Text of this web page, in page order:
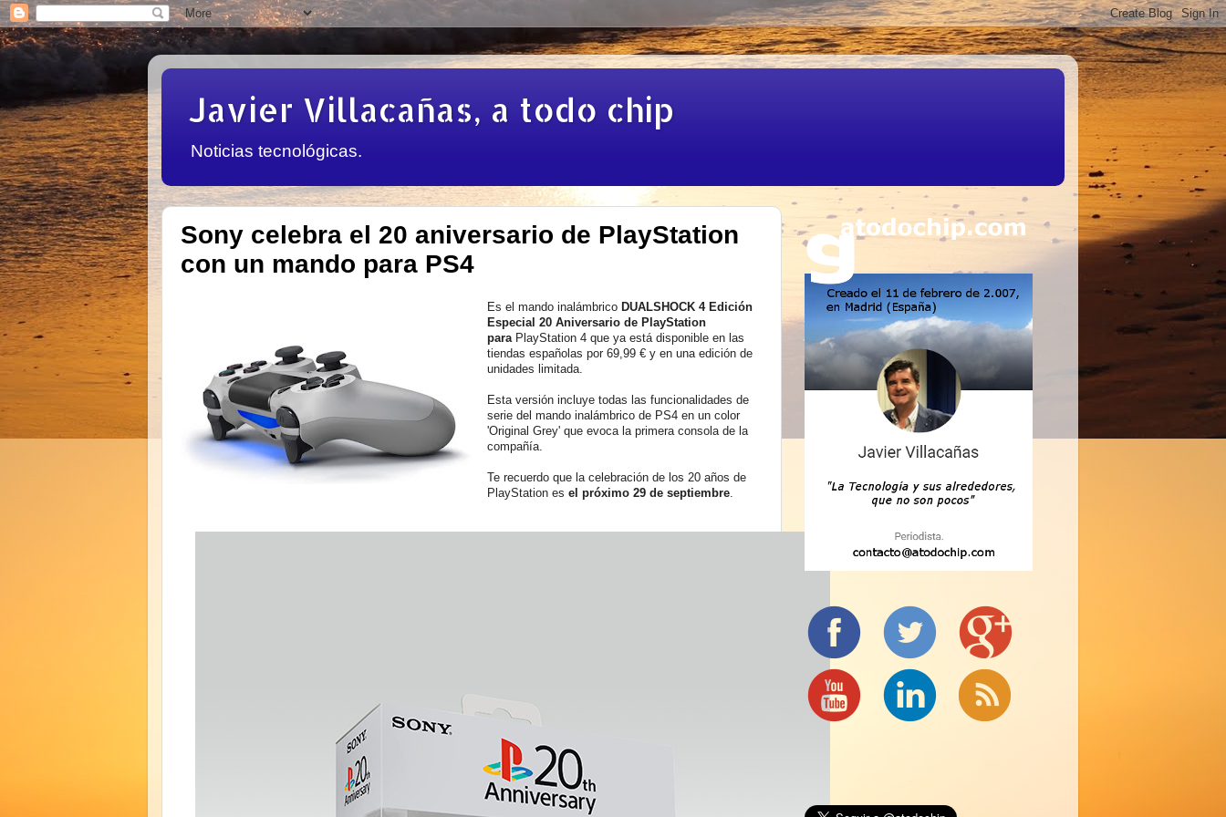
Javier Villacañas, a todo chip
Noticias tecnológicas.
Sony celebra el 20 aniversario de PlayStation
con un mando para PS4
Es el mando inalámbrico DUALSHOCK 4 Edición
Especial 20 Aniversario de PlayStation
para PlayStation 4 que ya está disponible en las
tiendas españolas por 69,99 € y en una edición de
unidades limitada.
Esta versión incluye todas las funcionalidades de
serie del mando inalámbrico de PS4en un color
'Original Grey' que evoca la primera consola de la
compañía.
Te recuerdo que la celebración de los 20 años de
PlayStationes el próximo 29 de septiembre.